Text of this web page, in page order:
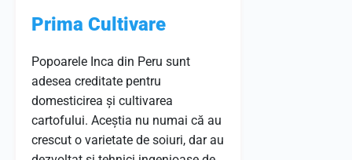
Prima Cultivare
Popoarele Inca din Peru sunt
adesea creditate pentru
domesticirea și cultivarea
cartofului. Aceștia nu numai că au
crescut o varietate de soiuri, dar au